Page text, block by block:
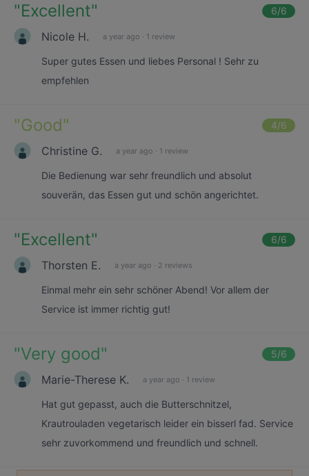
"Excellent" 6/6
Nicole H. a year ago · 1 review
Super gutes Essen und liebes Personal ! Sehr zu
empfehlen
"Good" 4/6
Christine G. a year ago · 1 review
Die Bedienung war sehr freundlich und absolut
souverän, das Essen gut und schön angerichtet.
"Excellent" 6/6
Thorsten E. a year ago · 2 reviews
Einmal mehr ein sehr schöner Abend! Vor allem der
Service ist immer richtig gut!
"Very good" 5/6
Marie-Therese K. a year ago · 1 review
Hat gut gepasst, auch die Butterschnitzel,
Krautrouladen vegetarisch leider ein bisserl fad. Service
sehr zuvorkommend und freundlich und schnell.